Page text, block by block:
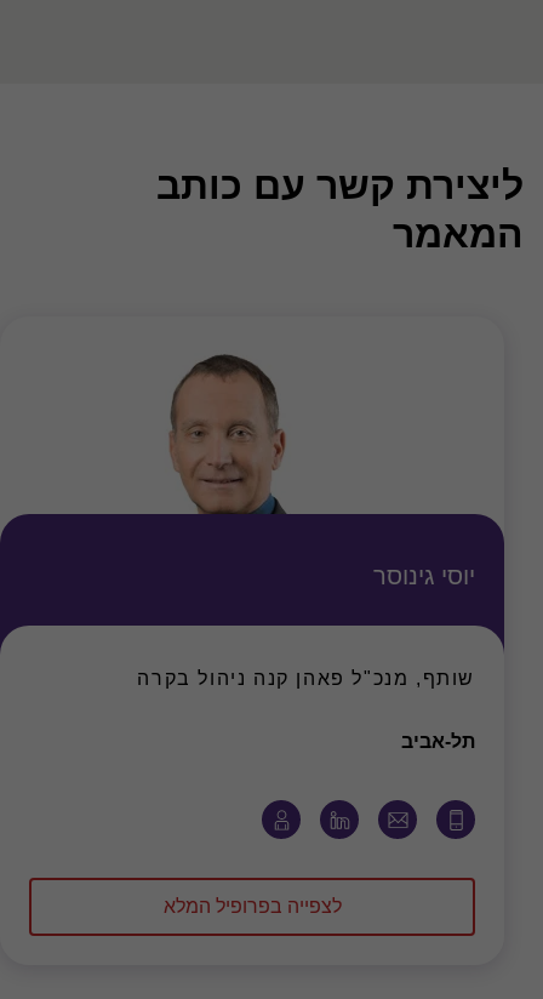
ליצירת קשר עם כותב
המאמר
יוסי גינוסר
שותף, מנכ"ל פאהן קנה ניהול בקרה
תל-אביב
לצפייה בפרופיל המלא